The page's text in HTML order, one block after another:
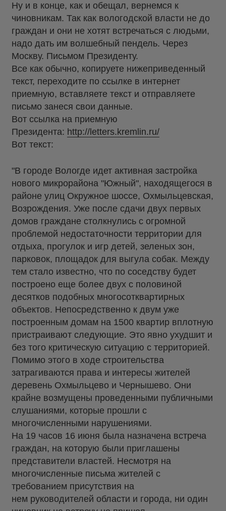
Ну и в конце, как и обещал, вернемся к
чиновникам. Так как вологодской власти не до
граждан и они не хотят встречаться с людьми,
надо дать им волшебный пендель. Через
Москву. Письмом Президенту.
Все как обычно, копируете нижеприведенный
текст, переходите по ссылке в интернет
приемную, вставляете текст и отправляете
письмо занеся свои данные.
Вот ссылка на приемную
Президента: http://letters.kremlin.ru/
Вот текст:
"В городе Вологде идет активная застройка
нового микрорайона "Южный", находящегося в
районе улиц Окружное шоссе, Охмыльцевская,
Возрождения. Уже после сдачи двух первых
домов граждане столкнулись с огромной
проблемой недостаточности территории для
отдыха, прогулок и игр детей, зеленых зон,
парковок, площадок для выгула собак. Между
тем стало известно, что по соседству будет
построено еще более двух с половиной
десятков подобных многосотквартирных
объектов. Непосредственно к двум уже
построенным домам на 1500 квартир вплотную
пристраивают следующие. Это явно ухудшит и
без того критическую ситуацию с территорией.
Помимо этого в ходе строительства
затрагиваются права и интересы жителей
деревень Охмыльцево и Чернышево. Они
крайне возмущены проведенными публичными
слушаниями, которые прошли с
многочисленными нарушениями.
На 19 часов 16 июня была назначена встреча
граждан, на которую были приглашены
представители властей. Несмотря на
многочисленные письма жителей с
требованием присутствия на
нем руководителей области и города, ни один